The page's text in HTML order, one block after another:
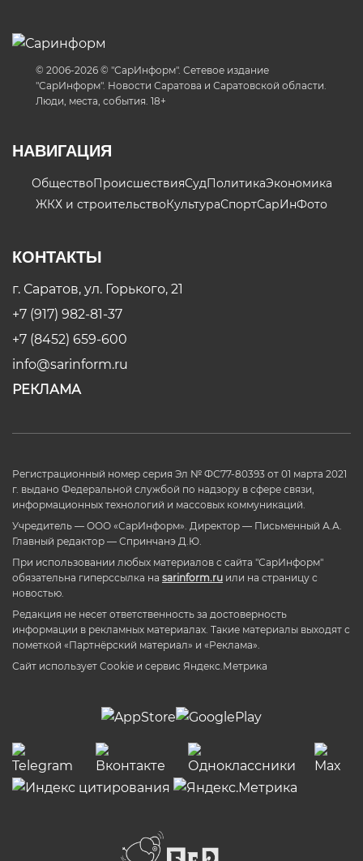
© 2006-2026 © "СарИнформ". Сетевое издание
"СарИнформ". Новости Саратова и Саратовской области.
Люди, места, события. 18+
НАВИГАЦИЯ
ОбществоПроисшествияСудПолитикаЭкономика
ЖКХ и строительствоКультураСпортСарИнФото
КОНТАКТЫ
г. Саратов, ул. Горького, 21
+7 (917) 982-81-37
+7 (8452) 659-600
info@sarinform.ru
РЕКЛАМА
Регистрационный номер серия Эл № ФС77-80393 от 01 марта 2021
г. выдано Федеральной службой по надзору в сфере связи,
информационных технологий и массовых коммуникаций.
Учредитель — ООО «СарИнформ». Директор — Письменный А.А.
Главный редактор — Спринчанэ Д.Ю.
При использовании любых материалов с сайта "СарИнформ"
обязательна гиперссылка на sarinform.ru или на страницу с
новостью.
Редакция не несет ответственность за достоверность
информации в рекламных материалах. Такие материалы выходят с
пометкой «Партнёрский материал» и «Реклама».
Сайт использует Cookie и сервиc Яндекс.Метрика